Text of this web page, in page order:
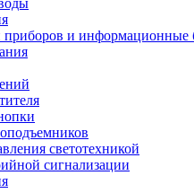
и информационные
светотехникой
сигнализации